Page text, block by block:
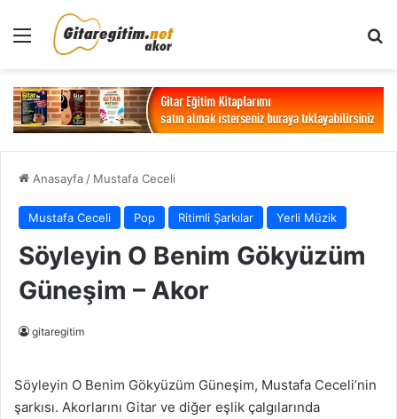
Menü
Anasayfa / Mustafa Ceceli
Mustafa Ceceli Pop Ritimli Şarkılar Yerli Müzik
Söyleyin O Benim Gökyüzüm
Güneşim – Akor
gitaregitim
Söyleyin O Benim Gökyüzüm Güneşim, Mustafa Ceceli’nin
şarkısı. Akorlarını Gitar ve diğer eşlik çalgılarında